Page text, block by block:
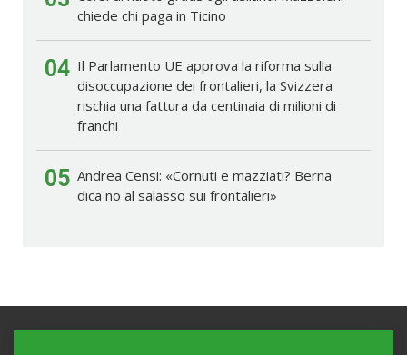
chiede chi paga in Ticino
04 Il Parlamento UE approva la riforma sulla
disoccupazione dei frontalieri, la Svizzera
rischia una fattura da centinaia di milioni di
franchi
05 Andrea Censi: «Cornuti e mazziati? Berna
dica no al salasso sui frontalieri»